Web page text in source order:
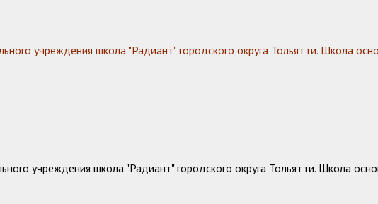
учреждения школа "Радиант" городского округа Тольятти. Школа
учреждения школа "Радиант" городского округа Тольятти. Школа